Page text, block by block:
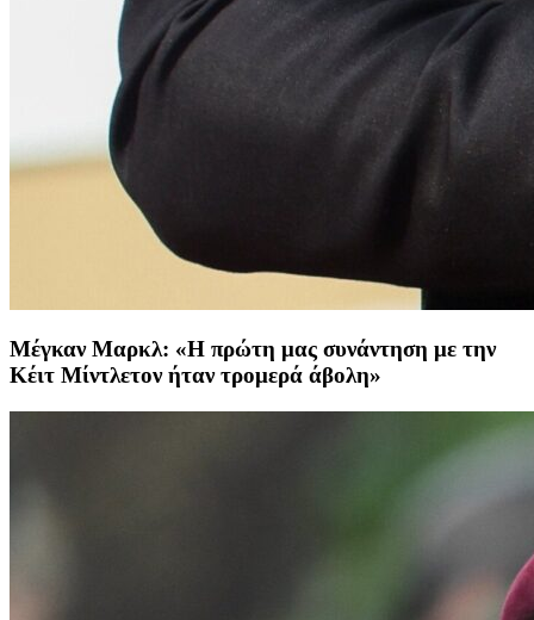
Μέγκαν Μαρκλ: «Η πρώτη μας συνάντηση με την
Κέιτ Μίντλετον ήταν τρομερά άβολη»